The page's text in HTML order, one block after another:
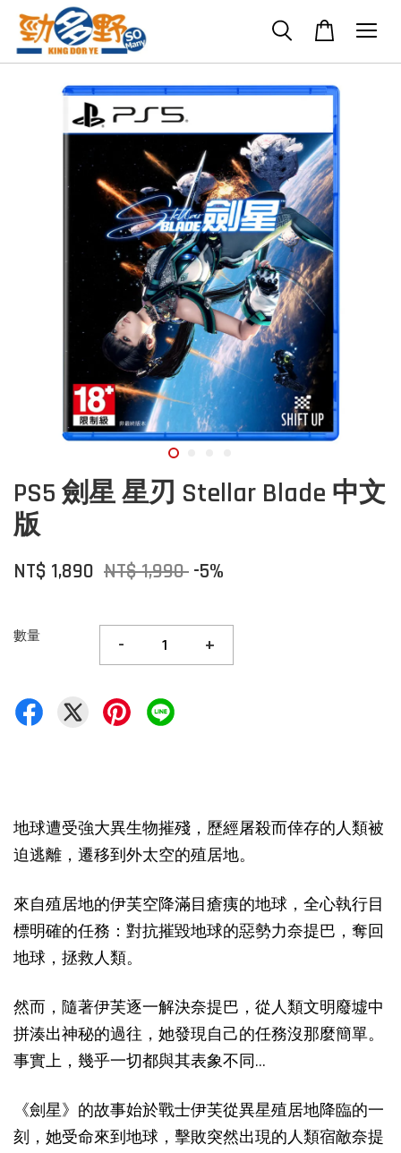
PS5 劍星 星刃 Stellar Blade 中文
版
NT$ 1,890 NT$ 1,990 -5%
數量 - +
地球遭受強大異生物摧殘，歷經屠殺而倖存的人類被
迫逃離，遷移到外太空的殖居地。
來自殖居地的伊芙空降滿目瘡痍的地球，全心執行目
標明確的任務：對抗摧毀地球的惡勢力奈提巴，奪回
地球，拯救人類。
然而，隨著伊芙逐一解決奈提巴，從人類文明廢墟中
拼湊出神秘的過往，她發現自己的任務沒那麼簡單。
事實上，幾乎一切都與其表象不同…
《劍星》的故事始於戰士伊芙從異星殖居地降臨的一
刻，她受命來到地球，擊敗突然出現的人類宿敵奈提